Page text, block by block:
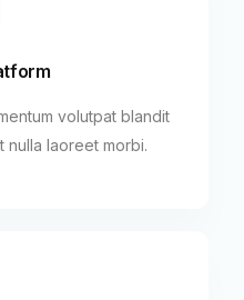
volutpat blandit
nulla laoreet morbi.